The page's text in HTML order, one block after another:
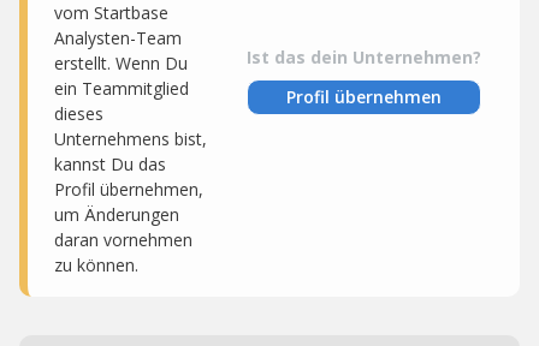
vom Startbase
Analysten-Team
erstellt. Wenn Du
ein Teammitglied
dieses
Unternehmens bist,
kannst Du das
Profil übernehmen,
um Änderungen
daran vornehmen
zu können.
Ist das dein Unternehmen?
Profil übernehmen